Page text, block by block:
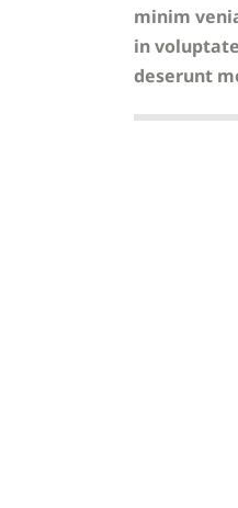
minim
in
deserunt